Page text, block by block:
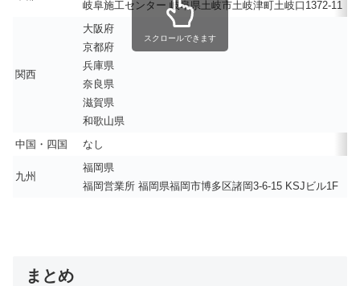
岐阜施工センター 岐阜県土岐市土岐津町土岐口1372-11
関西
大阪府
京都府
兵庫県
奈良県
滋賀県
和歌山県
中国・四国
なし
九州
福岡県
福岡営業所 福岡県福岡市博多区諸岡3-6-15 KSJビル1F
スクロールできます
まとめ